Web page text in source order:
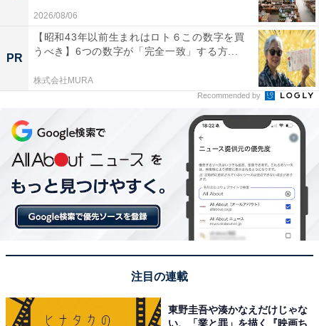
室内温度と湿度をコントロールして汗を乾かすことが重要
湿度を下げることで体が感じる温度が下がるため、湿度
が高いときよりも涼しく感じます。冷房で体を冷やし過
果もあるため、眠りの質も安定するでしょう。もし、除
いる場合は、ぜひ活用したいところです。
2026/08/06
PR
【昭和43年以前生まれはロト６この数字を買
うべき】6つの数字が「完全一致」する方...
株式会社MURA
Recommended by
注目の連載
東野圭吾や湊かなえだけじゃな
い、「業と罪」を描く『映画ち